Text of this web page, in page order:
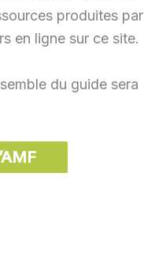
produites par
en ligne sur ce site.
du guide sera